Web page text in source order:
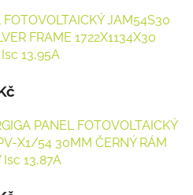
FOTOVOLTAICKÝ JAM54S30
FRAME 1722X1134X30
13,95A
PANEL FOTOVOLTAICKÝ
X1/54 30MM ČERNÝ RÁM
13,87A